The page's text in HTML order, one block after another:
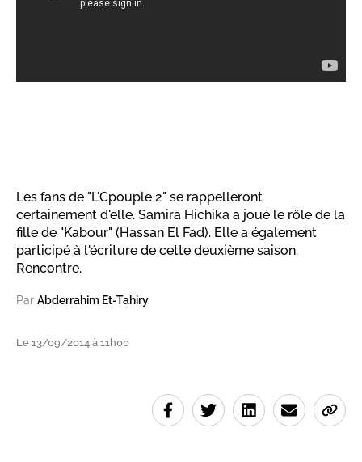
Les fans de "L'Cpouple 2" se rappelleront
certainement d'elle. Samira Hichika a joué le rôle de la
fille de "Kabour" (Hassan El Fad). Elle a également
participé à l'écriture de cette deuxième saison.
Rencontre.
Par Abderrahim Et-Tahiry
Le 13/09/2014 à 11h00